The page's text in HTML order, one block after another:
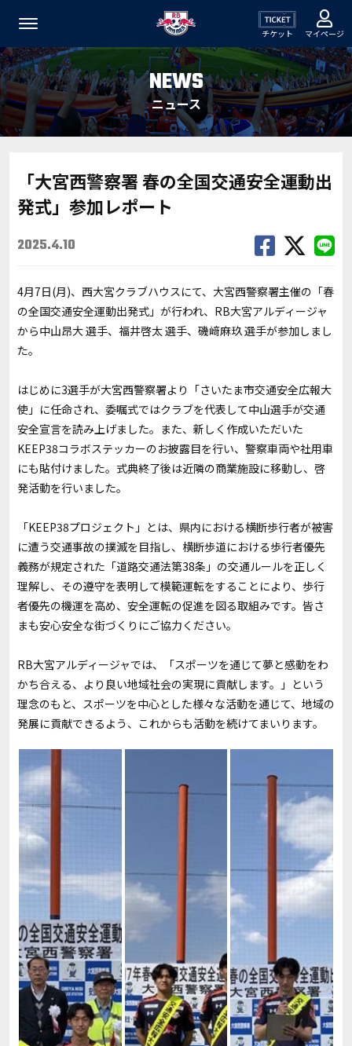
チケット マイページ
NEWS
ニュース
「大宮西警察署 春の全国交通安全運動出
発式」参加レポート
2025.4.10
4月7日(月)、西大宮クラブハウスにて、大宮西警察署主催の「春
の全国交通安全運動出発式」が行われ、RB大宮アルディージャ
から中山昂大 選手、福井啓太 選手、磯﨑麻玖 選手が参加しまし
た。
はじめに3選手が大宮西警察署より「さいたま市交通安全広報大
使」に任命され、委嘱式ではクラブを代表して中山選手が交通
安全宣言を読み上げました。また、新しく作成いただいた
KEEP38コラボステッカーのお披露目を行い、警察車両や社用車
にも貼付けました。式典終了後は近隣の商業施設に移動し、啓
発活動を行いました。
「KEEP38プロジェクト」とは、県内における横断歩行者が被害
に遭う交通事故の撲滅を目指し、横断歩道における歩行者優先
義務が規定された「道路交通法第38条」の交通ルールを正しく
理解し、その遵守を表明して模範運転をすることにより、歩行
者優先の機運を高め、安全運転の促進を図る取組みです。皆さ
まも安心安全な街づくりにご協力ください。
RB大宮アルディージャでは、「スポーツを通じて夢と感動をわ
かち合える、より良い地域社会の実現に貢献します。」という
理念のもと、スポーツを中心とした様々な活動を通じて、地域の
発展に貢献できるよう、これからも活動を続けてまいります。